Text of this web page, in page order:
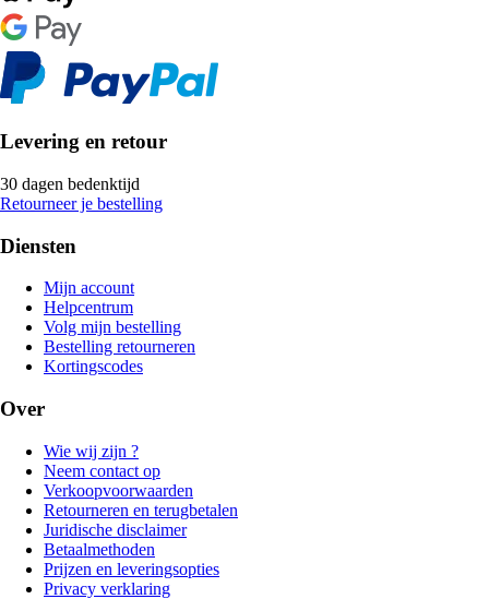
Levering en retour
30 dagen bedenktijd
Retourneer je bestelling
Diensten
Mijn account
Helpcentrum
Volg mijn bestelling
Bestelling retourneren
Kortingscodes
Over
Wie wij zijn ?
Neem contact op
Verkoopvoorwaarden
Retourneren en terugbetalen
Juridische disclaimer
Betaalmethoden
Prijzen en leveringsopties
Privacy verklaring